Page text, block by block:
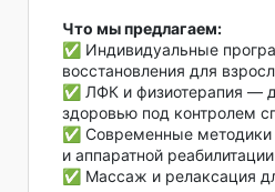
Что мы предлагаем:
✅ Индивидуальные
восстановления для
✅ ЛФК и физиотерапия —
здоровью под контролем
✅ Современные методики
и аппаратной реабилитации
✅ Массаж и релаксация